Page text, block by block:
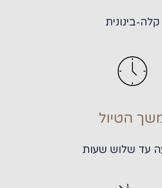
קלה-בינונית
הטיול
עד שלוש שעות